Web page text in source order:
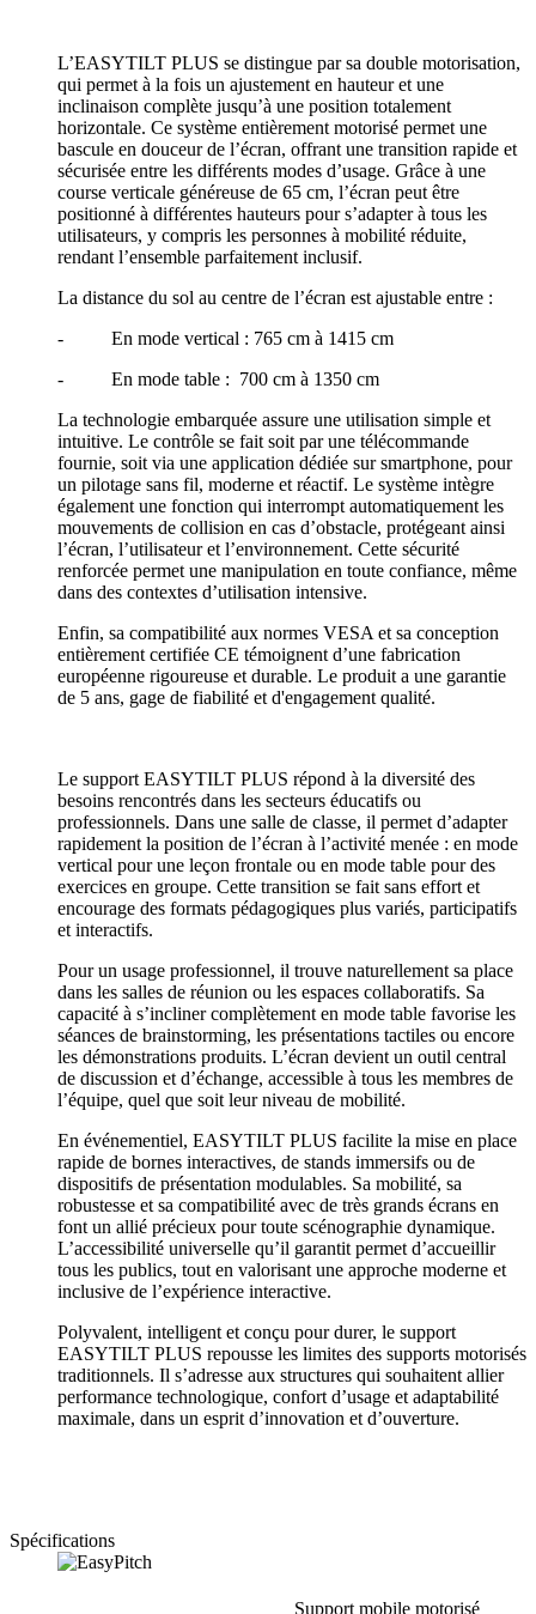
L’EASYTILT PLUS se distingue par sa double motorisation,
qui permet à la fois un ajustement en hauteur et une
inclinaison complète jusqu’à une position totalement
horizontale. Ce système entièrement motorisé permet une
bascule en douceur de l’écran, offrant une transition rapide et
sécurisée entre les différents modes d’usage. Grâce à une
course verticale généreuse de 65 cm, l’écran peut être
positionné à différentes hauteurs pour s’adapter à tous les
utilisateurs, y compris les personnes à mobilité réduite,
rendant l’ensemble parfaitement inclusif.
La distance du sol au centre de l’écran est ajustable entre :
- En mode vertical : 765 cm à 1415 cm
- En mode table : 700 cm à 1350 cm
La technologie embarquée assure une utilisation simple et
intuitive. Le contrôle se fait soit par une télécommande
fournie, soit via une application dédiée sur smartphone, pour
un pilotage sans fil, moderne et réactif. Le système intègre
également une fonction qui interrompt automatiquement les
mouvements de collision en cas d’obstacle, protégeant ainsi
l’écran, l’utilisateur et l’environnement. Cette sécurité
renforcée permet une manipulation en toute confiance, même
dans des contextes d’utilisation intensive.
Enfin, sa compatibilité aux normes VESA et sa conception
entièrement certifiée CE témoignent d’une fabrication
européenne rigoureuse et durable. Le produit a une garantie
de 5 ans, gage de fiabilité et d'engagement qualité.
Le support EASYTILT PLUS répond à la diversité des
besoins rencontrés dans les secteurs éducatifs ou
professionnels. Dans une salle de classe, il permet d’adapter
rapidement la position de l’écran à l’activité menée : en mode
vertical pour une leçon frontale ou en mode table pour des
exercices en groupe. Cette transition se fait sans effort et
encourage des formats pédagogiques plus variés, participatifs
et interactifs.
Pour un usage professionnel, il trouve naturellement sa place
dans les salles de réunion ou les espaces collaboratifs. Sa
capacité à s’incliner complètement en mode table favorise les
séances de brainstorming, les présentations tactiles ou encore
les démonstrations produits. L’écran devient un outil central
de discussion et d’échange, accessible à tous les membres de
l’équipe, quel que soit leur niveau de mobilité.
En événementiel, EASYTILT PLUS facilite la mise en place
rapide de bornes interactives, de stands immersifs ou de
dispositifs de présentation modulables. Sa mobilité, sa
robustesse et sa compatibilité avec de très grands écrans en
font un allié précieux pour toute scénographie dynamique.
L’accessibilité universelle qu’il garantit permet d’accueillir
tous les publics, tout en valorisant une approche moderne et
inclusive de l’expérience interactive.
Polyvalent, intelligent et conçu pour durer, le support
EASYTILT PLUS repousse les limites des supports motorisés
traditionnels. Il s’adresse aux structures qui souhaitent allier
performance technologique, confort d’usage et adaptabilité
maximale, dans un esprit d’innovation et d’ouverture.
Spécifications
Support mobile motorisé